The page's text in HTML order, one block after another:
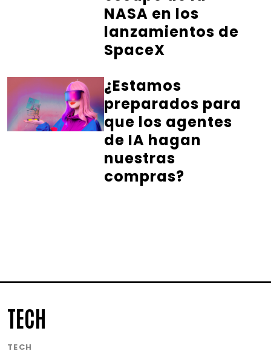
NASA en los
lanzamientos de
SpaceX
¿Estamos
preparados para
que los agentes
de IA hagan
nuestras
compras?
TECH
TECH